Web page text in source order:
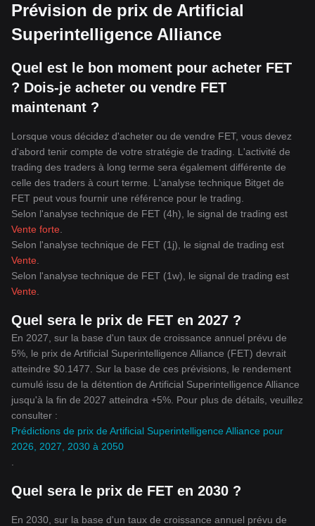
Prévision de prix de Artificial
Superintelligence Alliance
Quel est le bon moment pour acheter FET
? Dois-je acheter ou vendre FET
maintenant ?
Lorsque vous décidez d'acheter ou de vendre FET, vous devez
d'abord tenir compte de votre stratégie de trading. L'activité de
trading des traders à long terme sera également différente de
celle des traders à court terme. L'analyse technique Bitget de
FET peut vous fournir une référence pour le trading.
Selon l'analyse technique de FET (4h), le signal de trading est
Vente forte
Selon l'analyse technique de FET (1j), le signal de trading est
Vente
Selon l'analyse technique de FET (1w), le signal de trading est
Vente
Quel sera le prix de FET en 2027 ?
En 2027, sur la base d'un taux de croissance annuel prévu de
5%, le prix de Artificial Superintelligence Alliance (FET) devrait
atteindre $0.1477. Sur la base de ces prévisions, le rendement
cumulé issu de la détention de Artificial Superintelligence Alliance
jusqu'à la fin de 2027 atteindra +5%. Pour plus de détails, veuillez
consulter :
Prédictions de prix de Artificial Superintelligence Alliance pour
2026, 2027, 2030 à 2050
Quel sera le prix de FET en 2030 ?
En 2030, sur la base d'un taux de croissance annuel prévu de